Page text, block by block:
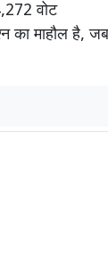
वोट
का माहौल है,